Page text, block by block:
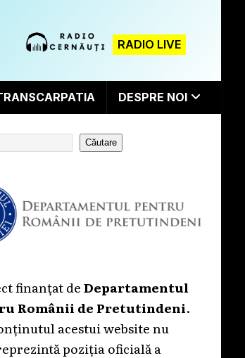
RADIO LIVE
DESPRE NOI
Căutare
finanțat deDepartamentul
Românii de Pretutindeni.
acestui website nu
poziția oficială a